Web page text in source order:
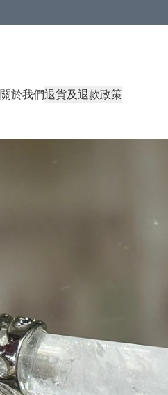
關於我們退貨及退款政策